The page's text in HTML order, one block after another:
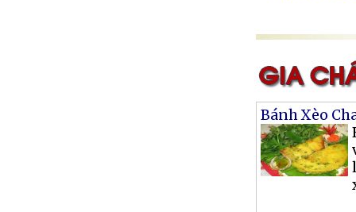
Bánh Xèo